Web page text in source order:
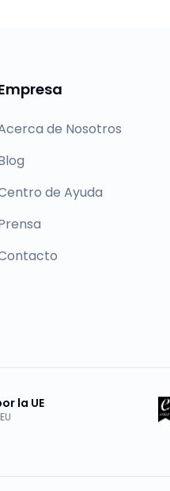
de Nosotros
de Ayuda
la UE